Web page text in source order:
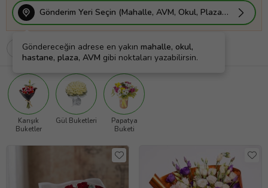
Gönderim Yeri Seçin (Mahalle, AVM, Okul, Plaza vs.)
Göndereceğin adrese en yakın mahalle, okul,
hastane, plaza, AVM gibi noktaları yazabilirsin.
Filtrele Sırala Kişiye Özel
Karışık
Buketler
Gül Buketleri
Papatya
Buketi